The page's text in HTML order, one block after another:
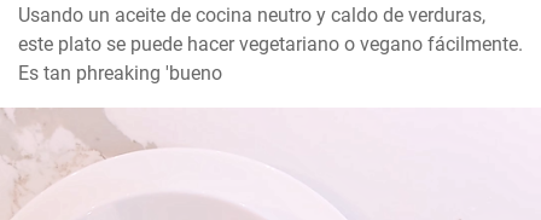
Usando un aceite de cocina neutro y caldo de verduras,
este plato se puede hacer vegetariano o vegano fácilmente.
Es tan phreaking 'bueno